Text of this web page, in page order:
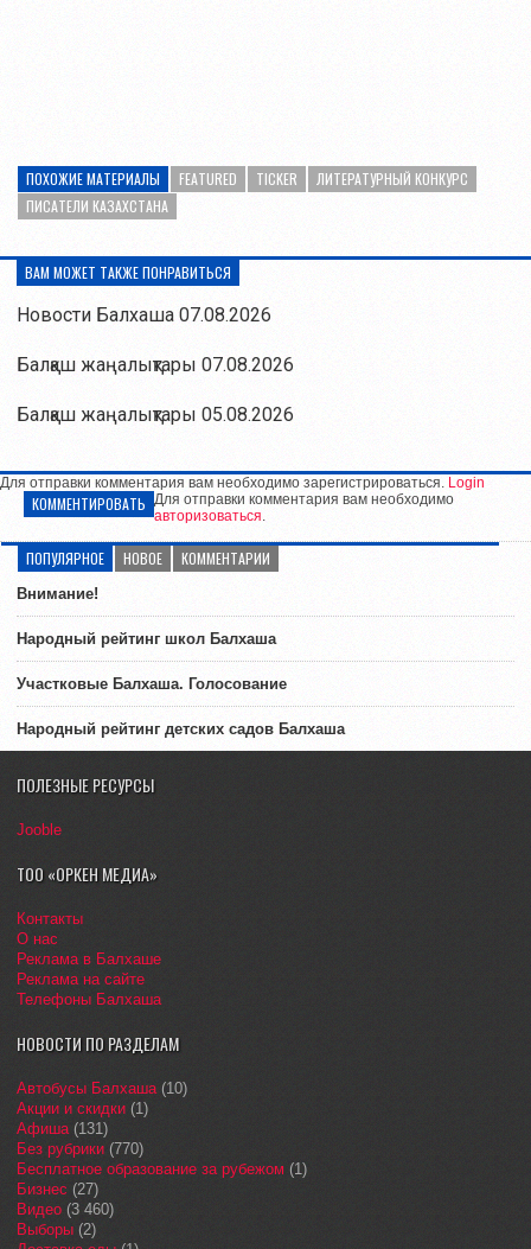
ПОХОЖИЕ МАТЕРИАЛЫ FEATURED TICKER
ЛИТЕРАТУРНЫЙ КОНКУРС
ПИСАТЕЛИ КАЗАХСТАНА
ВАМ МОЖЕТ ТАКЖЕ ПОНРАВИТЬСЯ
Новости Балхаша 07.08.2026
Балқаш жаңалықтары 07.08.2026
Балқаш жаңалықтары 05.08.2026
Для отправки комментария вам необходимо зарегистрироваться. Login
КОММЕНТИРОВАТЬ Для отправки комментария вам необходимо
авторизоваться.
ПОПУЛЯРНОЕ НОВОЕ КОММЕНТАРИИ
Внимание!
Народный рейтинг школ Балхаша
Участковые Балхаша. Голосование
Народный рейтинг детских садов Балхаша
ПОЛЕЗНЫЕ РЕСУРСЫ
Jooble
ТОО «ОРКЕН МЕДИА»
Контакты
О нас
Реклама в Балхаше
Реклама на сайте
Телефоны Балхаша
НОВОСТИ ПО РАЗДЕЛАМ
Автобусы Балхаша(10)
Акции и скидки (1)
Афиша(131)
Без рубрики (770)
Бесплатное образование за рубежом (1)
Бизнес (27)
Видео (3 460)
Выборы (2)